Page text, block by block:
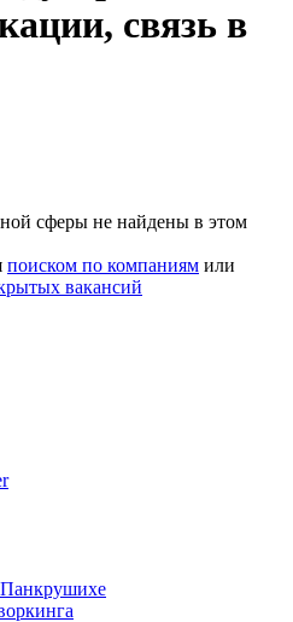
связь в
сферы не найдены в этом
поиском по компаниям или
вакансий